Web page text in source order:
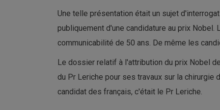
Une telle présentation était un sujet
publiquement d'une candidature au prix
communicabilité de 50 ans. De même les
Le dossier relatif à l'attribution du prix Nobel
du Pr Leriche pour ses travaux sur la chirurgie
candidat des français, c'était le Pr Leriche.